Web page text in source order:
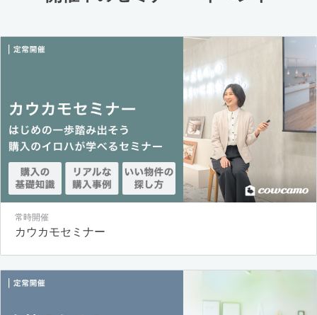
常時開催
カウカモセミナー